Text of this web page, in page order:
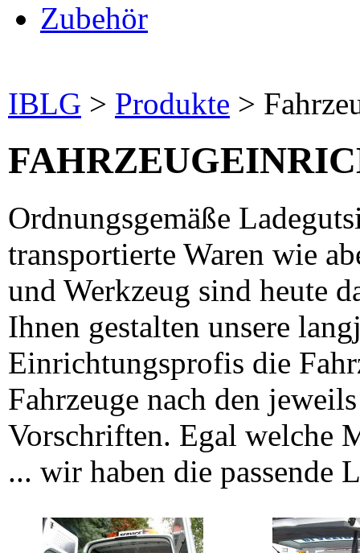
Zubehör
IBLG > Produkte >
Ordnungsgemäße
transportierte Waren wie
und Werkzeug sind heute
Ihnen gestalten unsere
Einrichtungsprofis die
Fahrzeuge nach den
Vorschriften. Egal welche
... wir haben die passende